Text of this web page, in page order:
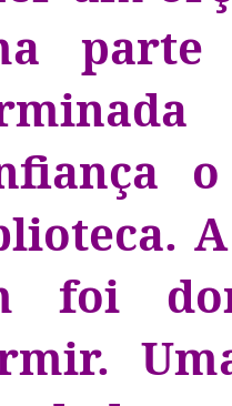
parte
foi